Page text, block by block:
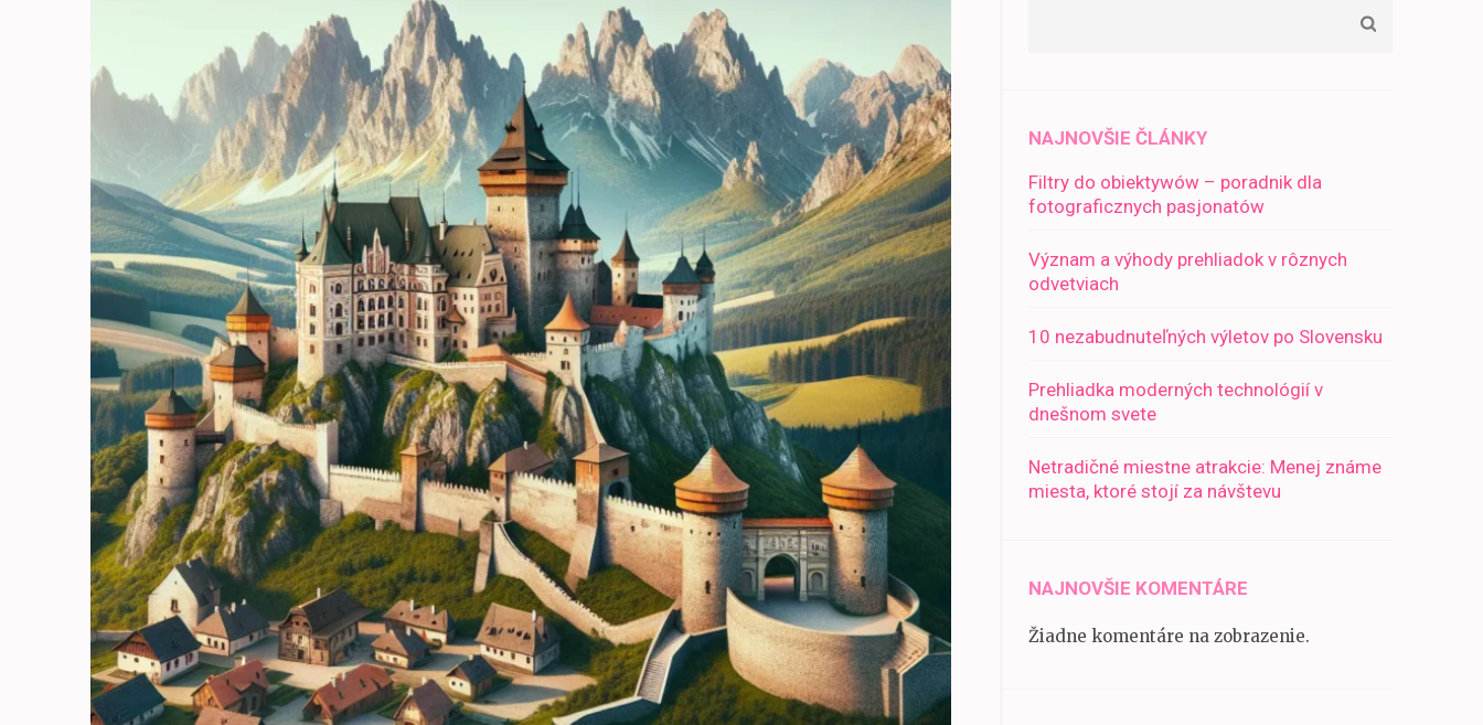
NAJNOVŠIE ČLÁNKY
Filtry do obiektywów – poradnik dla
fotograficznych pasjonatów
Význam a výhody prehliadok v rôznych
odvetviach
10 nezabudnuteľných výletov po Slovensku
Prehliadka moderných technológií v
dnešnom svete
Netradičné miestne atrakcie: Menej známe
miesta, ktoré stojí za návštevu
NAJNOVŠIE KOMENTÁRE
Žiadne komentáre na zobrazenie.